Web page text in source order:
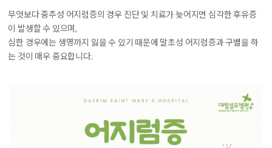
무엇보다 중추성 어지럼증의 경우 진단 및 치료가 늦어지면 심각한 후유증
이 발생할 수 있으며,
심한 경우에는 생명까지 잃을 수 있기 때문에 말초성 어지럼증과 구별을 하
는 것이 매우 중요합니다.